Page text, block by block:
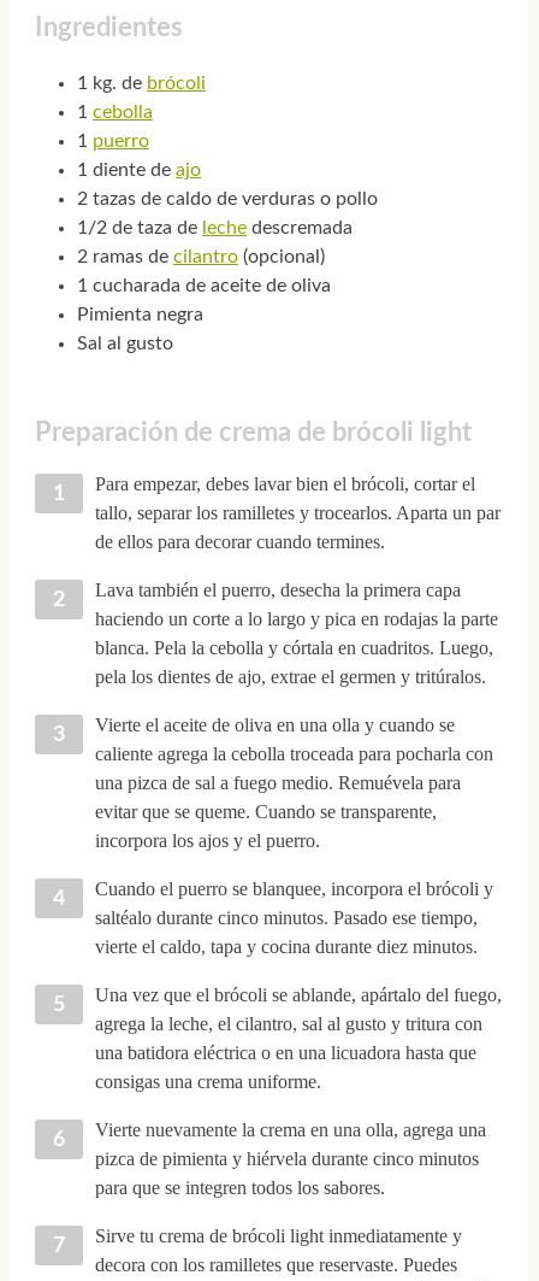
Ingredientes
1 kg. de brócoli
1 cebolla
1 puerro
1 diente de ajo
2 tazas de caldo de verduras o pollo
1/2 de taza de lechedescremada
2 ramas de cilantro(opcional)
1 cucharada de aceite de oliva
Pimienta negra
Sal al gusto
Preparación de crema de brócoli light
Para empezar, debes lavar bien el brócoli, cortar el
tallo, separar los ramilletes y trocearlos. Aparta un par
de ellos para decorar cuando termines.
Lava también el puerro, desecha la primera capa
haciendo un corte a lo largo y pica en rodajas la parte
blanca. Pela la cebolla y córtala en cuadritos. Luego,
pela los dientes de ajo, extrae el germen y tritúralos.
Vierte el aceite de oliva en una olla y cuando se
caliente agrega la cebolla troceada para pocharla con
una pizca de sal a fuego medio. Remuévela para
evitar que se queme. Cuando se transparente,
incorpora los ajos y el puerro.
Cuando el puerro se blanquee, incorpora el brócoli y
saltéalo durante cinco minutos. Pasado ese tiempo,
vierte el caldo, tapa y cocina durante diez minutos.
Una vez que el brócoli se ablande, apártalo del fuego,
agrega la leche, el cilantro, sal al gusto y tritura con
una batidora eléctrica o en una licuadora hasta que
consigas una crema uniforme.
Vierte nuevamente la crema en una olla, agrega una
pizca de pimienta y hiérvela durante cinco minutos
para que se integren todos los sabores.
Sirve tu crema de brócoli light inmediatamente y
decora con los ramilletes que reservaste. Puedes